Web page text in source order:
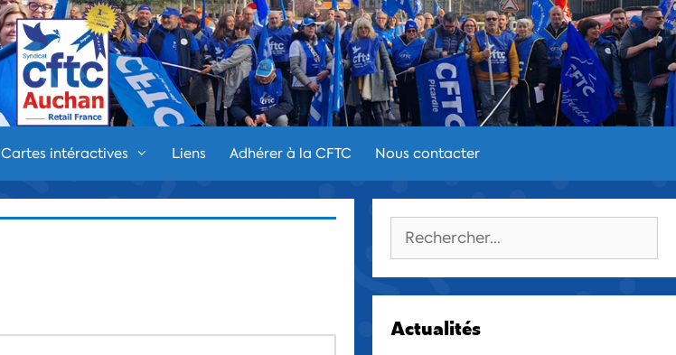
Cartes intéractives Liens Adhérer à la CFTC Nous contacter
Rechercher :
Actualités